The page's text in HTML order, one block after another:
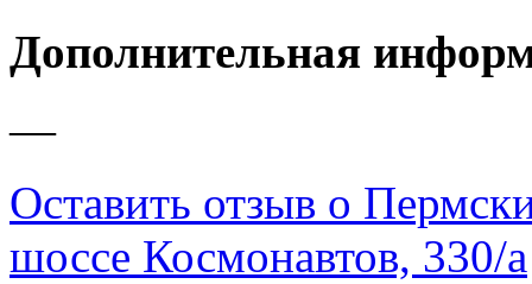
Дополнительная
—
Оставить отзыв о
шоссе Космонавтов, 330/а